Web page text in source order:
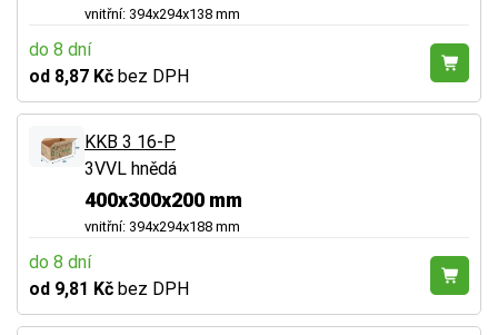
vnitřní: 394x294x138 mm
do 8 dní
od 8,87 Kč bez DPH
KKB 3 16-P
3VVL hnědá
400x300x200 mm
vnitřní: 394x294x188 mm
do 8 dní
od 9,81 Kč bez DPH